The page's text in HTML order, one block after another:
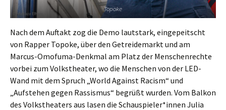
Topoke
Nach dem Auftakt zog die Demo lautstark, eingepeitscht
von Rapper Topoke, über den Getreidemarkt und am
Marcus-Omofuma-Denkmal am Platz der Menschenrechte
vorbei zum Volkstheater, wo die Menschen von der LED-
Wand mit dem Spruch „World Against Racism“ und
„Aufstehen gegen Rassismus“ begrüßt wurden. Vom Balkon
des Volkstheaters aus lasen die Schauspieler*innen Julia